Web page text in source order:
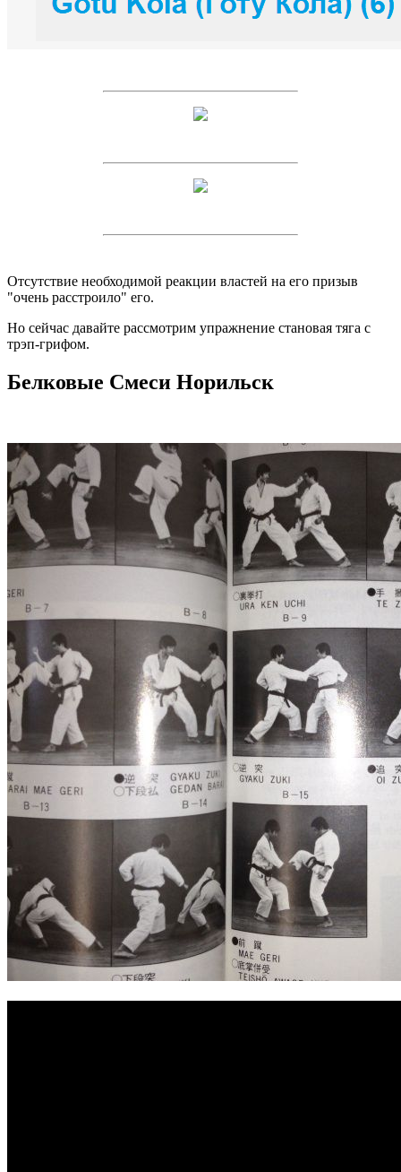
Отсутствие необходимой реакции властей на его призыв
"очень расстроило" его.
Но сейчас давайте рассмотрим упражнение становая тяга с
трэп-грифом.
Белковые Смеси Норильск